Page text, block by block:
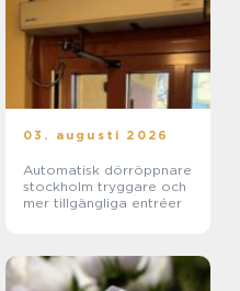
03. augusti 2026
Automatisk dörröppnare
stockholm tryggare och
mer tillgängliga entréer